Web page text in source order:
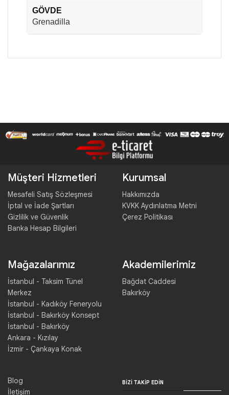
GÖVDE
Grenadilla
Müşteri Hizmetleri
Mesafeli Satış Sözleşmesi
İptal ve İade Şartları
Gizlilik ve Güvenlik
Banka Hesap Bilgileri
Kurumsal
Hakkımızda
KVKK Aydınlatma Metni
Çerez Politikası
Mağazalarımız
İstanbul - Taksim Tünel
Merkez
İstanbul - Kadıköy Feneryolu
İstanbul - Bakırköy Konsept
İstanbul - Bakırköy
Ankara - Kızılay
İzmir - Çankaya Konak
Akademilerimiz
Bağdat Caddesi
Bakırköy
Blog
İletişim
BIZI TAKIP EDIN